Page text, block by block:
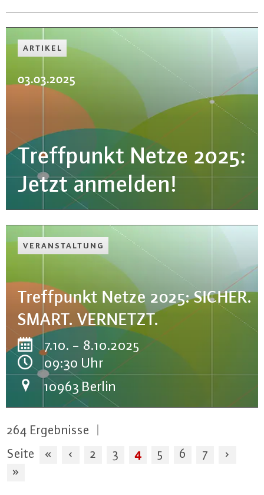
ARTIKEL
03.03.2025
Treff­punkt Netze 2025:
Jetzt anmelden!
VER­AN­STAL­TUNG
Treff­punkt Netze 2025: SICHER.
SMART. VERNETZT.
7.10. - 8.10.2025
09:30 Uhr
10963 Berlin
264 Ergebnisse |
Seite
« ‹ 2 3 4 5 6 7
›
»